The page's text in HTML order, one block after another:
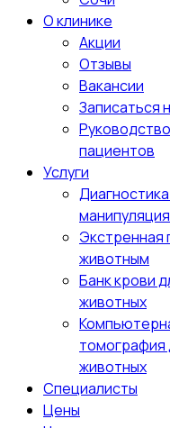
О клинике
Акции
Отзывы
Вакансии
Записаться
пациентов
Услуги
манипуляция
животным
Банк крови
животных
томография
животных
Специалисты
Цены